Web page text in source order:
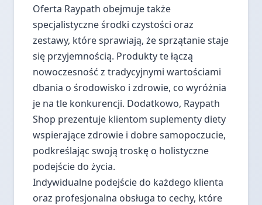
Oferta Raypath obejmuje także
specjalistyczne środki czystości oraz
zestawy, które sprawiają, że sprzątanie staje
się przyjemnością. Produkty te łączą
nowoczesność z tradycyjnymi wartościami
dbania o środowisko i zdrowie, co wyróżnia
je na tle konkurencji. Dodatkowo, Raypath
Shop prezentuje klientom suplementy diety
wspierające zdrowie i dobre samopoczucie,
podkreślając swoją troskę o holistyczne
podejście do życia.
Indywidualne podejście do każdego klienta
oraz profesjonalna obsługa to cechy, które